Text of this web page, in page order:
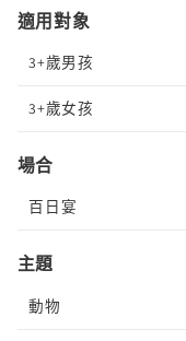
適用對象
3+歲男孩
3+歲女孩
場合
百日宴
主題
動物